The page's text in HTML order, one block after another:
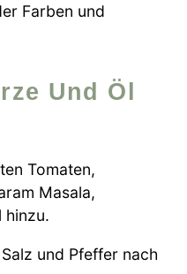
Farben und
Tomaten,
Masala,
hinzu.
und Pfeffer nach